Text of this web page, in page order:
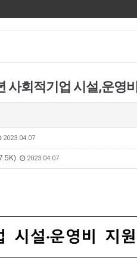
사회적기업 시설,운영
2023.04.07
2023.04.07